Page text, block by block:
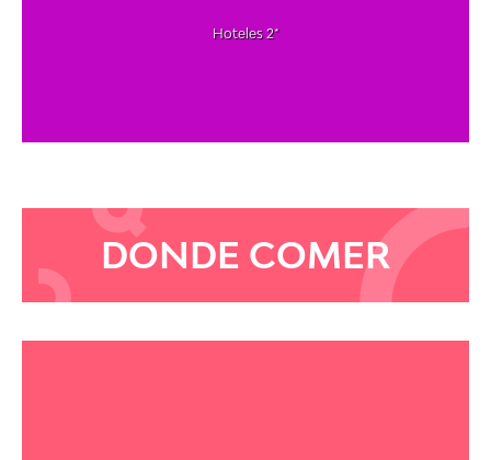
Hoteles 2*
DONDE COMER